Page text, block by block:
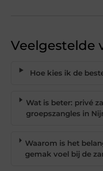
Veelgestelde
Hoe kies ik de
Wat is beter: privé
groepszangles in
Waarom is het
gemak voel bij de